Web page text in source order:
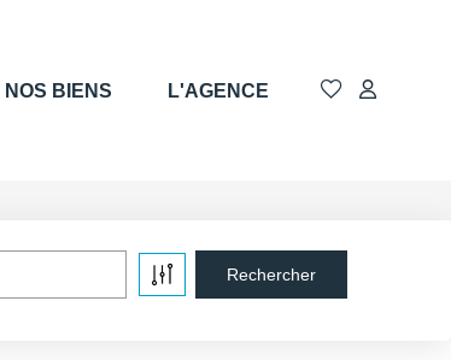
NOS BIENS L'AGENCE